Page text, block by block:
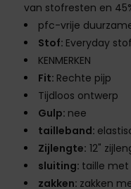
van stofresten en
pfc-vrije
Stof: Everyday
KENMERKEN
Fit: Rechte pijp
Tijdloos ontwerp
Gulp: nee
tailleband:
Zijlengte: 12"
sluiting: taille met
zakken: zakken